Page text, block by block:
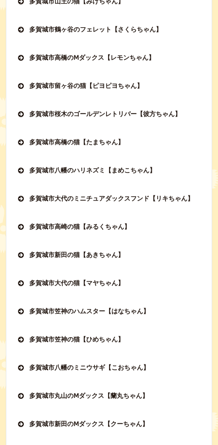
多賀城市鶴ヶ谷のフェレット【さくらちゃん】
多賀城市高橋のⅯダックス【レモンちゃん】
多賀城市留ヶ谷の猫【ピヨピヨちゃん】
多賀城市桜木のゴールデンレトリバー【彼方ちゃん】
多賀城市高橋の猫【たまちゃん】
多賀城市八幡のハリネズミ【まめこちゃん】
多賀城市大代のミニチュアダックスフンド【リキちゃん】
多賀城市高崎の猫【みるくちゃん】
多賀城市新田の猫【あきちゃん】
多賀城市大代の猫【マヤちゃん】
多賀城市笠神のハムスター【はなちゃん】
多賀城市笠神の猫【ひめちゃん】
多賀城市八幡のミニウサギ【こおちゃん】
多賀城市丸山のⅯダックス【蘭丸ちゃん】
多賀城市新田のⅯダックス【クーちゃん】